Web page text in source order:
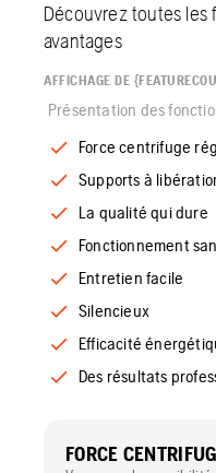
Découvrez toutes les
avantages
AFFICHAGE DE
Présentation des
Force centrifuge
Supports à
La qualité qui dure
Fonctionnement
Entretien facile
Silencieux
Efficacité
Des résultats
FORCE